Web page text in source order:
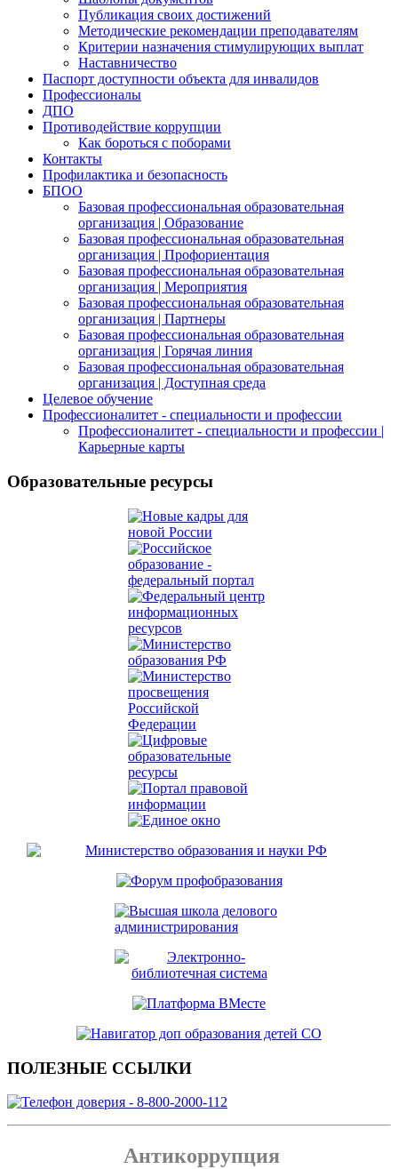
Публикация своих достижений
Методические рекомендации преподавателям
Критерии назначения стимулирующих выплат
Наставничество
Паспорт доступности объекта для инвалидов
Профессионалы
ДПО
Противодействие коррупции
Как бороться с поборами
Контакты
Профилактика и безопасность
БПОО
Базовая профессиональная образовательная
организация | Образование
Базовая профессиональная образовательная
организация | Профориентация
Базовая профессиональная образовательная
организация | Мероприятия
Базовая профессиональная образовательная
организация | Партнеры
Базовая профессиональная образовательная
организация | Горячая линия
Базовая профессиональная образовательная
организация | Доступная среда
Целевое обучение
Профессионалитет - специальности и профессии
Профессионалитет - специальности и профессии |
Карьерные карты
Образовательные ресурсы
ПОЛЕЗНЫЕ ССЫЛКИ
Антикоррупция